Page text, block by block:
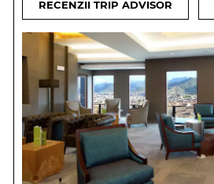
RECENZII TRIP ADVISOR